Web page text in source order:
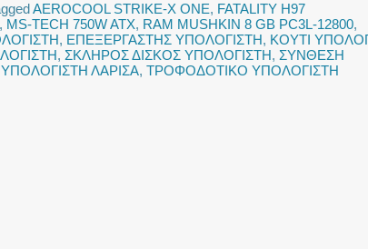
AEROCOOL STRIKE-X ONE, FATALITY H97
, MS-TECH 750W ATX, RAM MUSHKIN 8 GB PC3L-12800,
, ΕΠΕΞΕΡΓΑΣΤΗΣ ΥΠΟΛΟΓΙΣΤΗ, ΚΟΥΤΙ
, ΣΚΛΗΡΟΣ ΔΙΣΚΟΣ ΥΠΟΛΟΓΙΣΤΗ, ΣΥΝΘΕΣΗ
ΛΑΡΙΣΑ, ΤΡΟΦΟΔΟΤΙΚΟ ΥΠΟΛΟΓΙΣΤΗ